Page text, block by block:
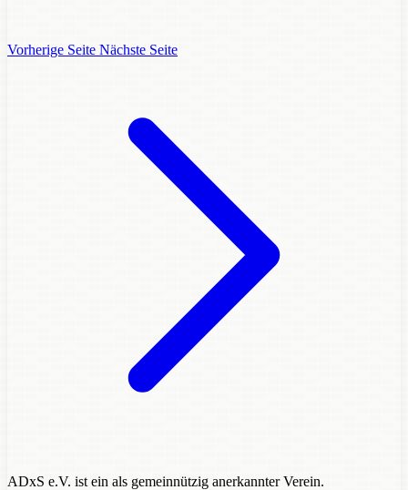
Vorherige Seite Nächste Seite
ADxS e.V. ist ein als gemeinnützig anerkannter Verein.